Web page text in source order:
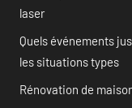
laser
Quels événements
les situations types
Rénovation de